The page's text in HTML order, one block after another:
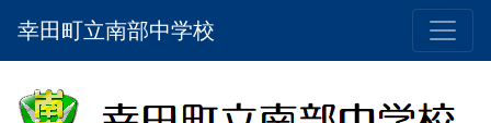
幸田町立南部中学校